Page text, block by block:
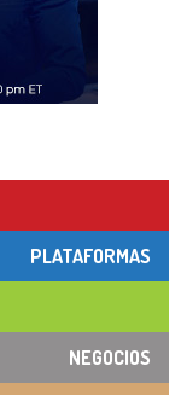
PLATAFORMAS
NEGOCIOS